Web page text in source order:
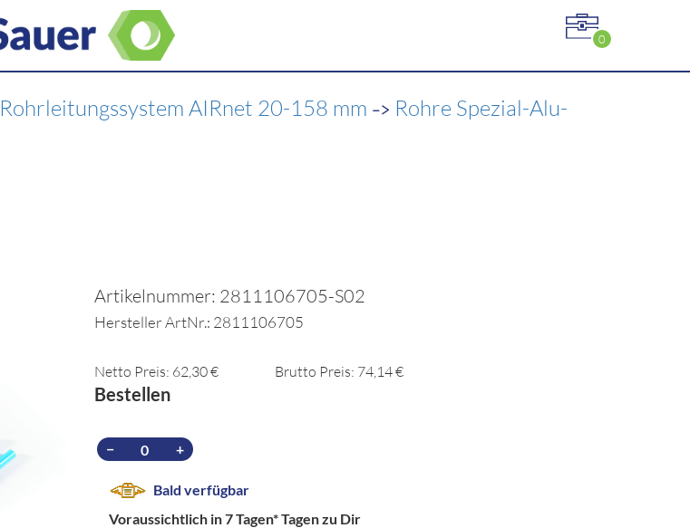
0
Rohrleitungssystem AIRnet 20-158 mm -> Rohre Spezial-Alu-
Artikelnummer: 2811106705-S02
Hersteller ArtNr.: 2811106705
Netto Preis: 62,30 € Brutto Preis: 74,14 €
Bestellen
− +
Bald verfügbar
Voraussichtlich in 7 Tagen*Tagen zu Dir